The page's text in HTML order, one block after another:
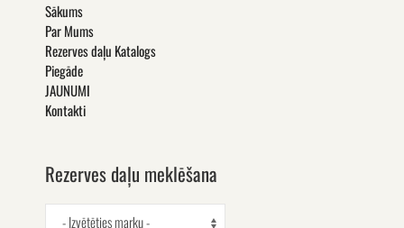
Sākums
Par Mums
Rezerves daļu Katalogs
Piegāde
JAUNUMI
Kontakti
Rezerves daļu meklēšana
- Izvētēties marku -